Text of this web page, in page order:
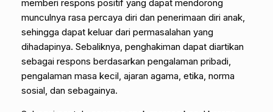
memberi respons positif yang dapat mendorong
munculnya rasa percaya diri dan penerimaan diri anak,
sehingga dapat keluar dari permasalahan yang
dihadapinya. Sebaliknya, penghakiman dapat diartikan
sebagai respons berdasarkan pengalaman pribadi,
pengalaman masa kecil, ajaran agama, etika, norma
sosial, dan sebagainya.